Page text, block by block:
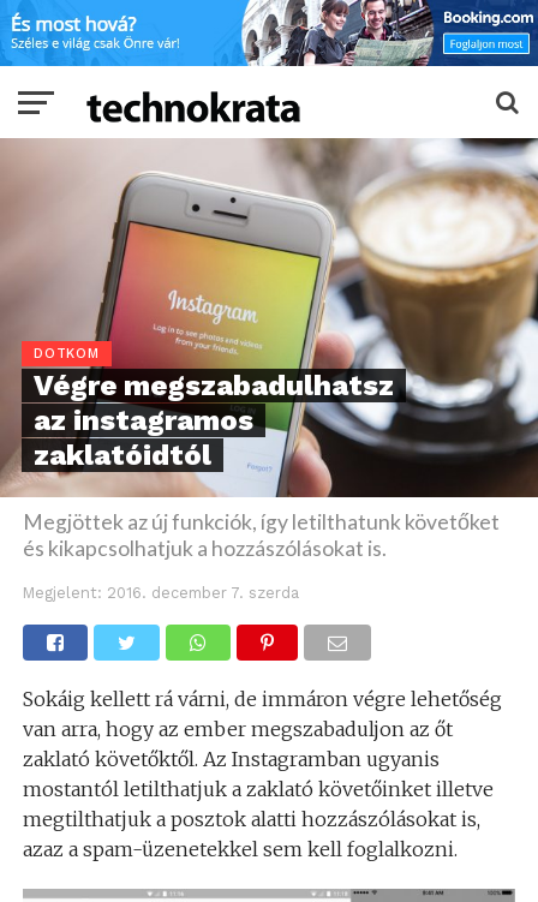
DOTKOM
Végre megszabadulhatsz
az instagramos
zaklatóidtól
Megjöttek az új funkciók, így letilthatunk követőket
és kikapcsolhatjuk a hozzászólásokat is.
Megjelent: 2016. december 7. szerda
Sokáig kellett rá várni, de immáron végre lehetőség
van arra, hogy az ember megszabaduljon az őt
zaklató követőktől. Az Instagramban ugyanis
mostantól letilthatjuk a zaklató követőinket illetve
megtilthatjuk a posztok alatti hozzászólásokat is,
azaz a spam-üzenetekkel sem kell foglalkozni.